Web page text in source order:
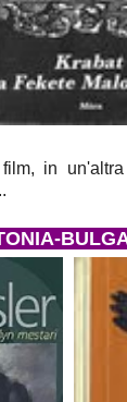
in